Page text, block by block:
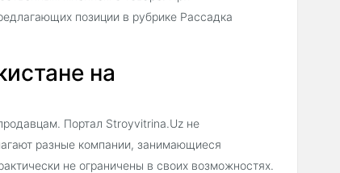
позиции в рубрике Рассадка
на
Портал Stroyvitrina.Uz не
разные компании, занимающиеся
не ограничены в своих возможностях.